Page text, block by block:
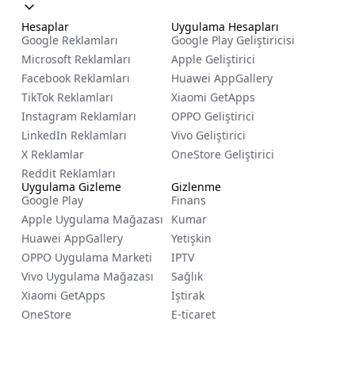
Hesaplar
Google Reklamları
Microsoft Reklamları
Facebook Reklamları
TikTok Reklamları
Instagram Reklamları
LinkedIn Reklamları
X Reklamlar
Reddit Reklamları
Gizlenme
Finans
Kumar
Yetişkin
IPTV
Sağlık
İştirak
E-ticaret
Uygulama Hesapları
Google Play Geliştiricisi
Apple Geliştirici
Huawei AppGallery
Xiaomi GetApps
OPPO Geliştirici
Vivo Geliştirici
OneStore Geliştirici
Uygulama Gizleme
Google Play
Apple Uygulama Mağazası
Huawei AppGallery
OPPO Uygulama Marketi
Vivo Uygulama Mağazası
Xiaomi GetApps
OneStore